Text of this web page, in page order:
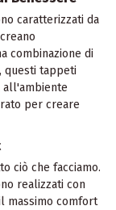
caratterizzati da
combinazione di
questi tappeti
all'ambiente
per creare
ciò che facciamo.
realizzati con
massimo comfort